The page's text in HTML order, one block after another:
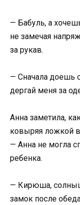
— Бабуль, а
не замечая
за рукав.
— Сначала доешь
дергай меня за
Анна заметила,
ковыряя ложкой
— Анна не могла
ребенка.
— Кирюша,
замок после